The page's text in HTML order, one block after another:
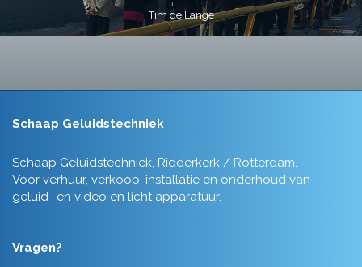
Tim de Lange
Schaap Geluidstechniek
Schaap Geluidstechniek, Ridderkerk / Rotterdam.
Voor verhuur, verkoop, installatie en onderhoud van
geluid- en video en licht apparatuur.
Vragen?